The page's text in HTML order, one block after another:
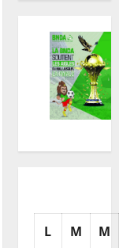
L M M